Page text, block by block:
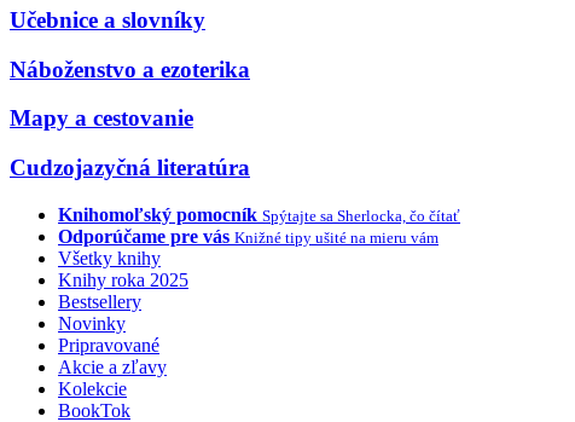
Učebnice a slovníky
Náboženstvo a ezoterika
Mapy a cestovanie
Cudzojazyčná literatúra
Knihomoľský pomocník Spýtajte sa Sherlocka, čo čítať
Odporúčame pre vás Knižné tipy ušité na mieru vám
Všetky knihy
Knihy roka 2025
Bestsellery
Novinky
Pripravované
Akcie a zľavy
Kolekcie
BookTok